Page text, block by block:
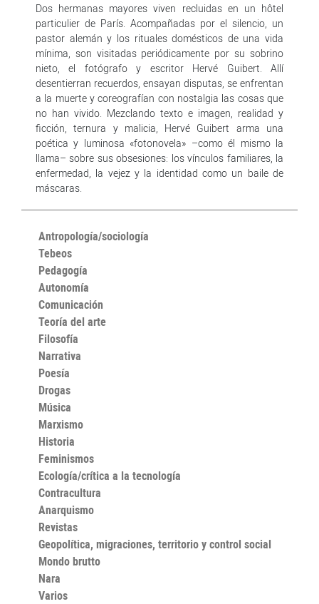
Dos hermanas mayores viven recluidas en un hôtel
particulier de París. Acompañadas por el silencio, un
pastor alemán y los rituales domésticos de una vida
mínima, son visitadas periódicamente por su sobrino
nieto, el fotógrafo y escritor Hervé Guibert. Allí
desentierran recuerdos, ensayan disputas, se enfrentan
a la muerte y coreografían con nostalgia las cosas que
no han vivido. Mezclando texto e imagen, realidad y
ficción, ternura y malicia, Hervé Guibert arma una
poética y luminosa «fotonovela» –como él mismo la
llama– sobre sus obsesiones: los vínculos familiares, la
enfermedad, la vejez y la identidad como un baile de
máscaras.
Antropología/sociología
Tebeos
Pedagogía
Autonomía
Comunicación
Teoría del arte
Filosofía
Narrativa
Poesía
Drogas
Música
Marxismo
Historia
Feminismos
Ecología/crítica a la tecnología
Contracultura
Anarquismo
Revistas
Geopolítica, migraciones, territorio y control social
Mondo brutto
Nara
Varios